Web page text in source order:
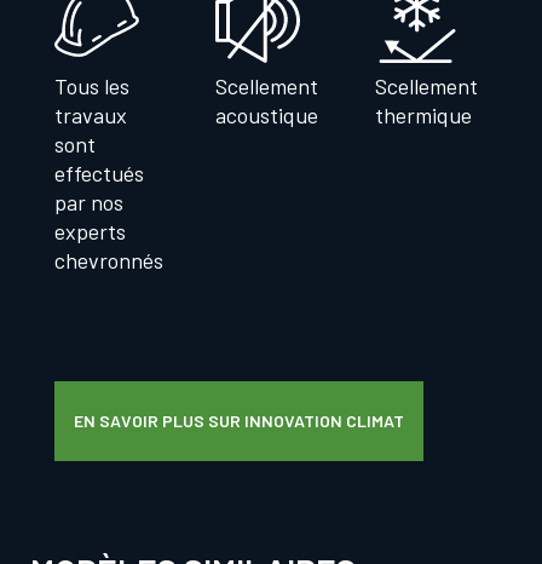
Tous les
travaux
sont
effectués
par nos
experts
chevronnés
Scellement
acoustique
Scellement
thermique
EN SAVOIR PLUS SUR INNOVATION CLIMAT